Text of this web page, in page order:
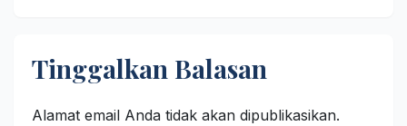
Tinggalkan Balasan
Alamat email Anda tidak akan dipublikasikan.